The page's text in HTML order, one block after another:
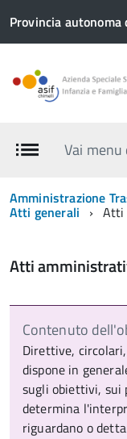
Provincia autonoma
Vai
Amministrazione
Atti generali Atti
Atti
Contenuto
Direttive,
dispone in
sugli obiettivi, sui
determina
riguardano o